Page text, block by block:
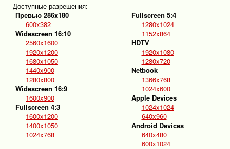
Доступные разрешения:
Превью 286x180
600x382
Widescreen 16:10
2560x1600
1920x1200
1680x1050
1440x900
1280x800
Widescreen 16:9
1600x900
Fullscreen 4:3
1600x1200
1400x1050
1024x768
Fullscreen 5:4
1280x1024
1152x864
HDTV
1920x1080
1280x720
Netbook
1366x768
1024x600
Apple Devices
1024x1024
640x960
Android Devices
640x480
600x1024